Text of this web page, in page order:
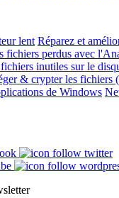
lent Réparez et
fichiers perdus avec
inutiles sur le
& crypter les fichiers
de Windows